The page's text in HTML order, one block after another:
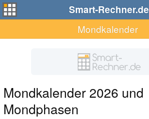
Smart-Rechner.de
Mondkalender
Mondkalender 2026 und
Mondphasen